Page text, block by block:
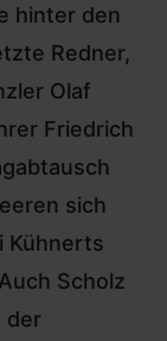
hinter den
Redner,
Olaf
Friedrich
sich
Kühnerts
Scholz
der